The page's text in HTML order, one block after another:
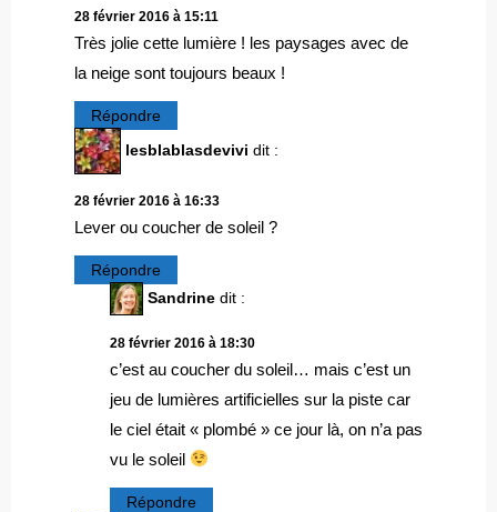
28 février 2016 à 15:11
Très jolie cette lumière ! les paysages avec de
la neige sont toujours beaux !
Répondre
lesblablasdevivi dit :
28 février 2016 à 16:33
Lever ou coucher de soleil ?
Répondre
Sandrine dit :
28 février 2016 à 18:30
c’est au coucher du soleil… mais c’est un
jeu de lumières artificielles sur la piste car
le ciel était « plombé » ce jour là, on n’a pas
vu le soleil
Répondre